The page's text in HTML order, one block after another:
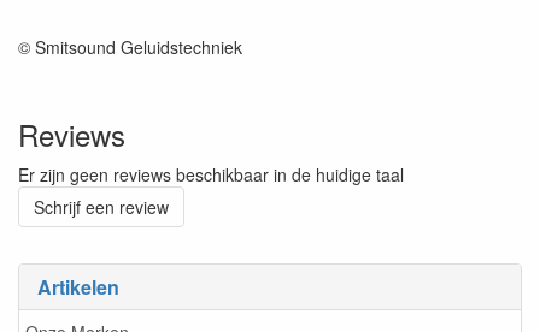
Artikelen
© Smitsound Geluidstechniek
Reviews
Er zijn geen reviews beschikbaar in de huidige taal
Schrijf een review